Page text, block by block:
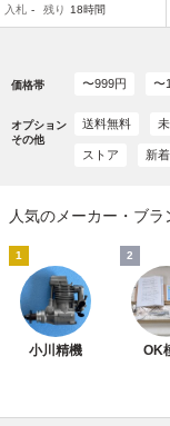
入札 - 残り 18時間
価格帯 〜999円 〜
オプション
その他
送料無料
ストア 新着
人気のメーカー・ブラ
1
小川精機
2
OK